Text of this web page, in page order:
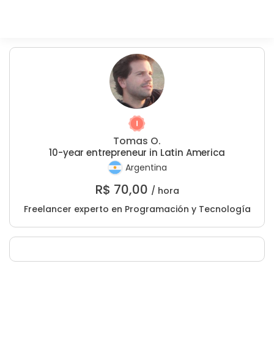
Tomas O.
10-year entrepreneur in Latin America
Argentina
R$ 70,00 / hora
Freelancer experto en Programación y Tecnología